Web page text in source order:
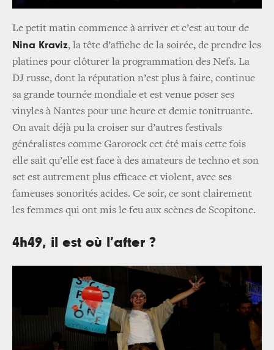
Le petit matin commence à arriver et c’est au tour de
Nina Kraviz, la tête d’affiche de la soirée, de prendre les
platines pour clôturer la programmation des Nefs. La
DJ russe, dont la réputation n’est plus à faire, continue
sa grande tournée mondiale et est venue poser ses
vinyles à Nantes pour une heure et demie tonitruante.
On avait déjà pu la croiser sur d’autres festivals
généralistes comme Garorock cet été mais cette fois
elle sait qu’elle est face à des amateurs de techno et son
set est autrement plus efficace et violent, avec ses
fameuses sonorités acides. Ce soir, ce sont clairement
les femmes qui ont mis le feu aux scènes de Scopitone.
4h49, il est où l’after ?